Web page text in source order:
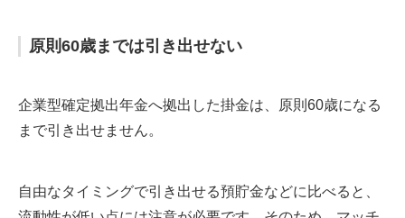
原則60歳までは引き出せない
企業型確定拠出年金へ拠出した掛金は、原則60歳になる
まで引き出せません。
自由なタイミングで引き出せる預貯金などに比べると、